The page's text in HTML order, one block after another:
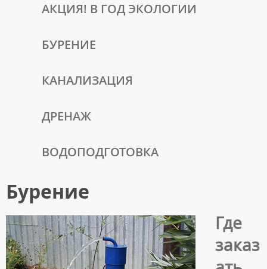
АКЦИЯ! В ГОД ЭКОЛОГИИ
БУРЕНИЕ
КАНАЛИЗАЦИЯ
ДРЕНАЖ
ВОДОПОДГОТОВКА
Бурение
Где
заказ